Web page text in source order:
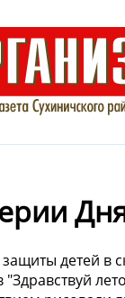
защиты
"Здравствуй